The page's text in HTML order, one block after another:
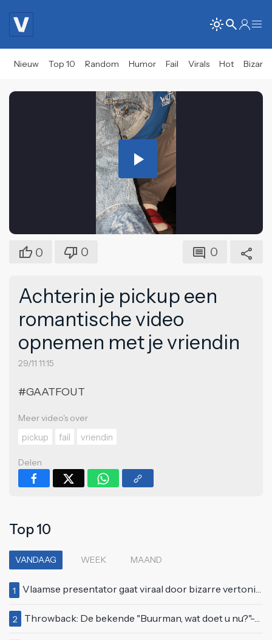
Nieuw Top 10 Random Humor Fail Virals Hot Bizar
Play
Video
0 0 0
Achterin je pickup een
romantische video
opnemen met je vriendin
29/11 11:15
#GAATFOUT
Meer video's over
pickup
fail vriendin
Delen
Top 10
VANDAAG WEEK MAAND
1 Vlaamse presentator gaat viraal door bizarre vertoning op live televisie: "Helemaal stijf van de bloem"
2 Throwback: De bekende "Buurman, wat doet u nu?"-scène uit Flodder met Tatjana Šimić